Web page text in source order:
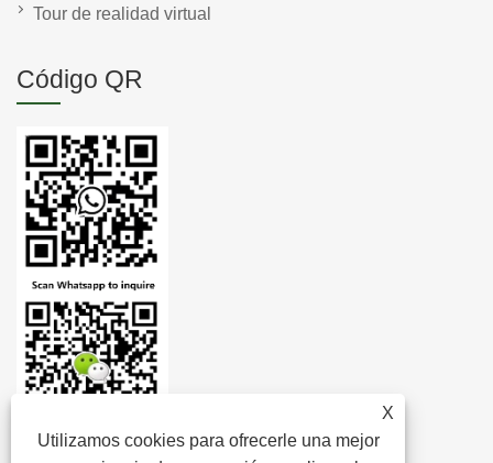
X
Utilizamos cookies para ofrecerle una mejor
Tour de realidad virtual
Código QR